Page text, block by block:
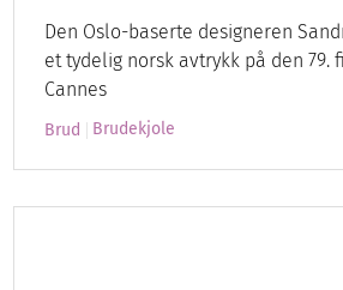
Den Oslo-baserte designeren
et tydelig norsk avtrykk på den 79.
Cannes
Brud Brudekjole